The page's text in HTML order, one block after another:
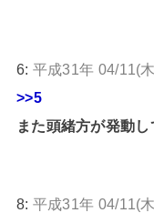
6: 平成31年 04/11(
>>5
また頭緒方が発動
8: 平成31年 04/11(